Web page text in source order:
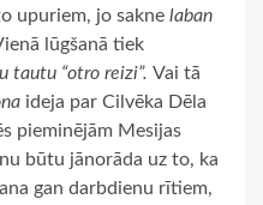
upuriem, jo sakne laban
lūgšanā tiek
tautu “otro reizi”. Vai tā
ideja par Cilvēka Dēla
pieminējām Mesijas
būtu jānorāda uz to, ka
gan darbdienu rītiem,